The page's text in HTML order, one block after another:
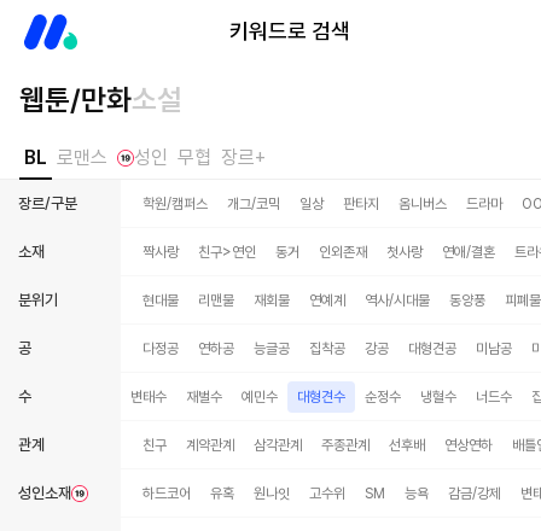
키워드로 검색
웹툰/만화소설
BL 로맨스 성인 무협 장르+
장르/구분 학원/캠퍼스 개그/코믹 일상 판타지 옴니버스 드라마
소재 짝사랑 친구>연인 동거 인외존재 첫사랑 연애/결혼 트
분위기 현대물 리맨물 재회물 연예계 역사/시대물 동양풍 피폐물
공 다정공 연하공 능글공 집착공 강공 대형견공 미남공
수
병약수 변태수 재벌수 예민수 대형견수 순정수 냉혈수 너드수
관계 친구 계약관계 삼각관계 주종관계 선후배 연상연하 배틀
성인소재 하드코어 유혹 원나잇 고수위 SM 능욕 감금/강제 변